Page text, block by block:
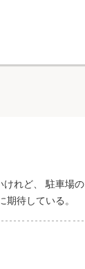
けれど、 駐車場の
待している。